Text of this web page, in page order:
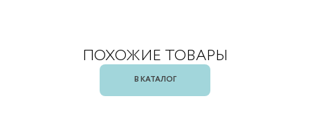
ПОХОЖИЕ ТОВАРЫ
В КАТАЛОГ